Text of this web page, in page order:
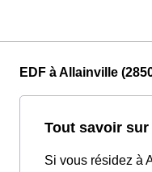
EDF à Allainville
Tout savoir
Si vous résidez à